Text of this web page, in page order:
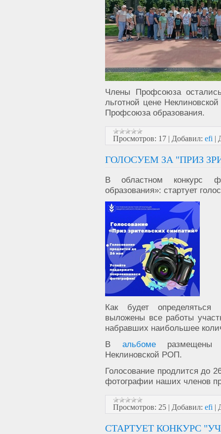
Члены Профсоюза
льготной цене
Профсоюза образования.
Просмотров: 17 | Добавил: efi |
ГОЛОСУЕМ ЗА "ПРИЗ
В областном конкурс
образования»: стартует
Как будет
выложены все работы
набравших наибольшее
В альбомеразмещены
Неклиновской РОП.
Голосование продлится до
фотографии наших членов
Просмотров: 25 | Добавил: efi |
СТАРТУЕТ КОНКУРС